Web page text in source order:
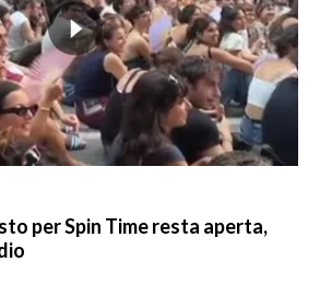
per Spin Time resta aperta,